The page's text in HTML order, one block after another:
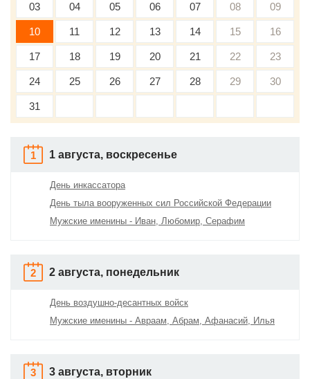
03 04 05 06 07 08 09
10 11 12 13 14 15 16
17 18 19 20 21 22 23
24 25 26 27 28 29 30
31
1 1 августа, воскресенье
День инкассатора
День тыла вооруженных сил Российской Федерации
Мужские именины - Иван, Любомир, Серафим
2 2 августа, понедельник
День воздушно-десантных войск
Мужские именины - Авраам, Абрам, Афанасий, Илья
3 3 августа, вторник